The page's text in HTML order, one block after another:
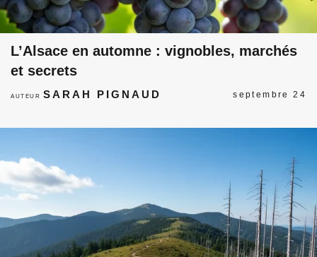
L’Alsace en automne : vignobles, marchés
et secrets
AUTEURSARAH PIGNAUD septembre 24